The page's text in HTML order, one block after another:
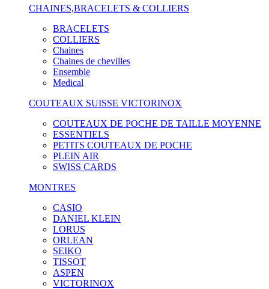
CHAINES,BRACELETS & COLLIERS
BRACELETS
COLLIERS
Chaines
Chaines de chevilles
Ensemble
Medical
COUTEAUX SUISSE VICTORINOX
COUTEAUX DE POCHE DE TAILLE MOYENNE
ESSENTIELS
PETITS COUTEAUX DE POCHE
PLEIN AIR
SWISS CARDS
MONTRES
CASIO
DANIEL KLEIN
LORUS
ORLEAN
SEIKO
TISSOT
ASPEN
VICTORINOX